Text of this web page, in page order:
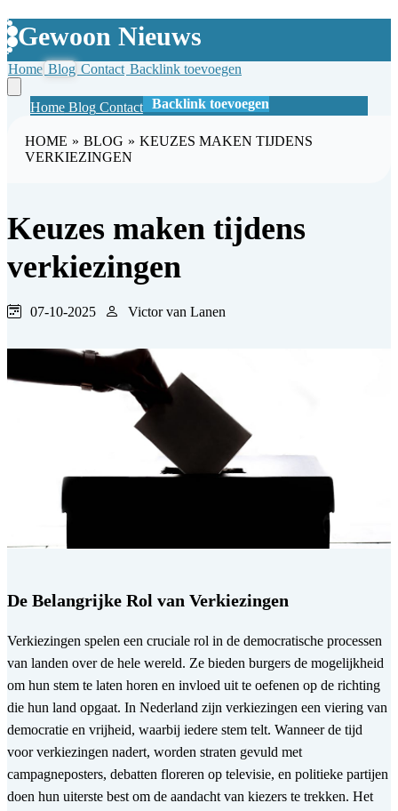
Gewoon Nieuws
Home Blog Contact Backlink toevoegen
HomeBlogContact Backlink toevoegen
HOME » BLOG » KEUZES MAKEN TIJDENS
VERKIEZINGEN
Keuzes maken tijdens
verkiezingen
07-10-2025 Victor van Lanen
De Belangrijke Rol van Verkiezingen
Verkiezingen spelen een cruciale rol in de democratische processen
van landen over de hele wereld. Ze bieden burgers de mogelijkheid
om hun stem te laten horen en invloed uit te oefenen op de richting
die hun land opgaat. In Nederland zijn verkiezingen een viering van
democratie en vrijheid, waarbij iedere stem telt. Wanneer de tijd
voor verkiezingen nadert, worden straten gevuld met
campagneposters, debatten floreren op televisie, en politieke partijen
doen hun uiterste best om de aandacht van kiezers te trekken. Het